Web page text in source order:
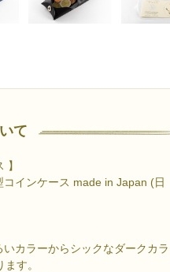
て
】
インケース made in Japan (日
カラーからシックなダークカラ
す。